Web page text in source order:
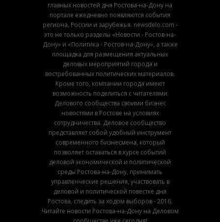
главных новостей дня Ростова-на-Дону на
портале ежедневно появляются события
региона, России и зарубежья. newsdelo.com -
это не только разделы «Новости - Ростов-на-
Дону» и «Политика - Ростов-на-Дону», а также
площадка для размещения актуальных
деловых мероприятий города и
востребованных политических материалов.
Кроме того, компании города имеют
возможность поделиться с читателями
Делового сообщества своими бизнес
новостями в Ростове на условиях
сотрудничества. Деловое сообщество
представляет собой удобный инструмент
современного бизнесмена, который
позволяет оставаться в курсе событий
деловой экономической и политической
среды Ростова-на-Дону, принимать
управленческие решения, участвовать в
деловой и политической повестке дня
Ростова, следить за ходом выборов - 2016.
Читайте новости Ростова-на-Дону на Деловом